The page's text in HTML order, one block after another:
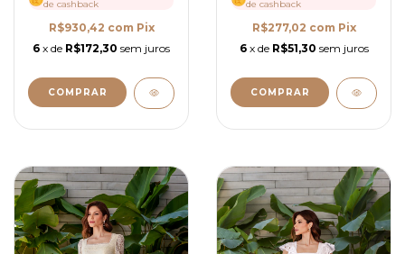
de cashback
R$930,42 com Pix
6 x de R$172,30 sem juros
COMPRAR
de cashback
R$277,02 com Pix
6 x de R$51,30 sem juros
COMPRAR